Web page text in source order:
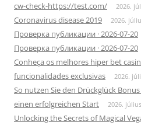
cw-check-https://test.com/ 2026.
Coronavirus disease 2019 2026.
Проверка публикации · 2026-07-20
Проверка публикации · 2026-07-20
Conheça os melhores hiper bet
funcionalidades exclusivas
2026.
So nutzen Sie den Drückglück
einen erfolgreichen Start
2026.
Unlocking the Secrets of Magical